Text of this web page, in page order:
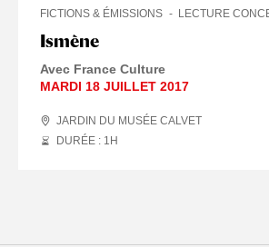
Ismène
FICTIONS & ÉMISSIONS LECTURE
Avec France Culture
MARDI 18 JUILLET 2017
JARDIN DU MUSÉE CALVET
DURÉE : 1 H